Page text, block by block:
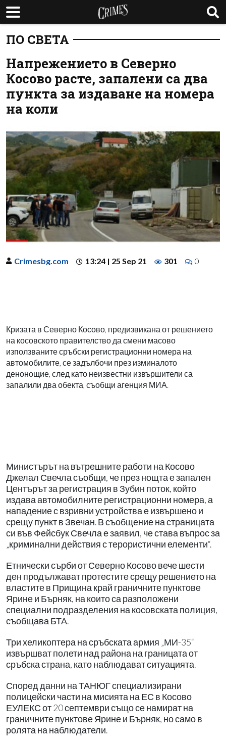
ПО СВЕТА
Напрежението в Северно
Косово расте, запалени са два
пункта за издаване на номера
на коли
Crimesbg.com 13:24 | 25 Sep 21 301 0
Кризата в Северно Косово, предизвикана от решението
на косовското правителство да смени масово
използваните сръбски регистрационни номера на
автомобилите, се задълбочи през изминалото
денонощие, след като неизвестни извършители са
запалили два обекта, съобщи агенция МИА.
Министърът на вътрешните работи на Косово
Джелал Свечла съобщи, че през нощта е запален
Центърът за регистрация в Зубин поток, който
издава автомобилните регистрационни номера, а
нападение с взривни устройства е извършено и
срещу пункт в Звечан. В съобщение на страницата
си във Фейсбук Свечла е заявил, че става въпрос за
„криминални действия с терористични елементи“.
Етнически сърби от Северно Косово вече шести
ден продължават протестите срещу решението на
властите в Прищина край граничните пунктове
Ярине и Бърняк, на които са разположени
специални подразделения на косовската полиция,
съобщава БТА.
Три хеликоптера на сръбската армия „МИ-35“
извършват полети над района на границата от
сръбска страна, като наблюдават ситуацията.
Според данни на ТАНЮГ специализирани
полицейски части на мисията на ЕС в Косово
ЕУЛЕКС от 20 септември също се намират на
граничните пунктове Ярине и Бърняк, но само в
ролята на наблюдатели.